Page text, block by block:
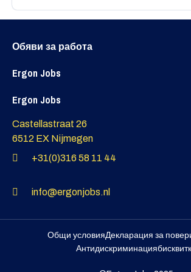
Обяви за работа
Ergon Jobs
Ergon Jobs
Castellastraat 26
6512 EX Nijmegen
+31(0)316 58 11 44
info@ergonjobs.nl
Общи условияДекларация за
Антидискриминация